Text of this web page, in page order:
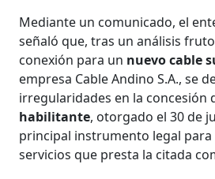
Mediante un comunicado, el
señaló que, tras un análisis
conexión para un nuevo cable
empresa Cable Andino S.A., se
irregularidades en la concesión
habilitante, otorgado el 30 de
principal instrumento legal para
servicios que presta la citada